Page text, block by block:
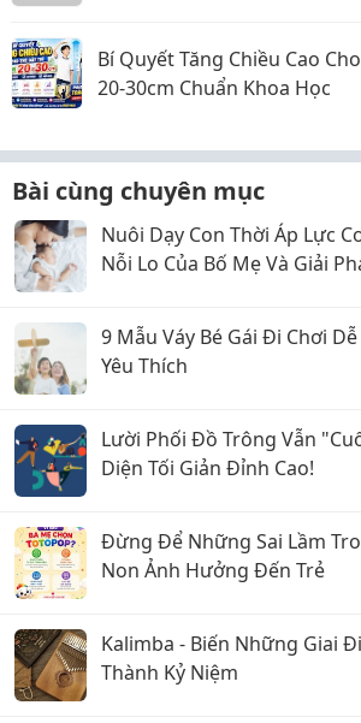
Bí Quyết Tăng Chiều Cao
20-30cm Chuẩn Khoa Học
Bài cùng chuyên mục
Nuôi Dạy Con Thời Áp Lực
Nỗi Lo Của Bố Mẹ Và Giải
9 Mẫu Váy Bé Gái Đi Chơi
Yêu Thích
Lười Phối Đồ Trông Vẫn
Diện Tối Giản Đỉnh Cao!
Đừng Để Những Sai Lầm
Non Ảnh Hưởng Đến Trẻ
Kalimba - Biến Những Giai
Thành Kỷ Niệm